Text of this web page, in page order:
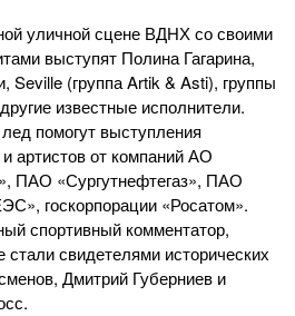
уличной сцене ВДНХ со своими
выступят Полина Гагарина,
(группа Artik & Asti), группы
известные исполнители.
помогут выступления
артистов от компаний АО
ПАО «Сургутнефтегаз», ПАО
госкорпорации «Росатом».
спортивный комментатор,
стали свидетелями исторических
Дмитрий Губерниев и